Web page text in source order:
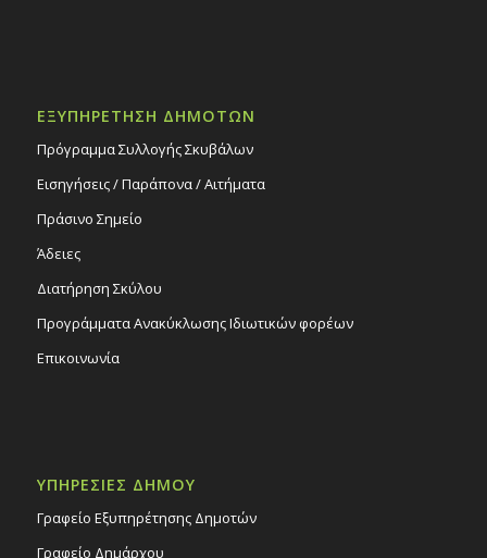
ΕΞΥΠΗΡΕΤΗΣΗ ΔΗΜΟΤΩΝ
Πρόγραμμα Συλλογής Σκυβάλων
Εισηγήσεις / Παράπονα / Αιτήματα
Πράσινο Σημείο
Άδειες
Διατήρηση Σκύλου
Προγράμματα Ανακύκλωσης Ιδιωτικών φορέων
Επικοινωνία
ΥΠΗΡΕΣΙΕΣ ΔΗΜΟΥ
Γραφείο Εξυπηρέτησης Δημοτών
Γραφείο Δημάρχου